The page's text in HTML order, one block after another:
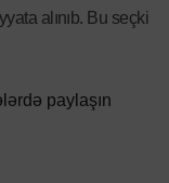
alınıb. Bu seçki
paylaşın